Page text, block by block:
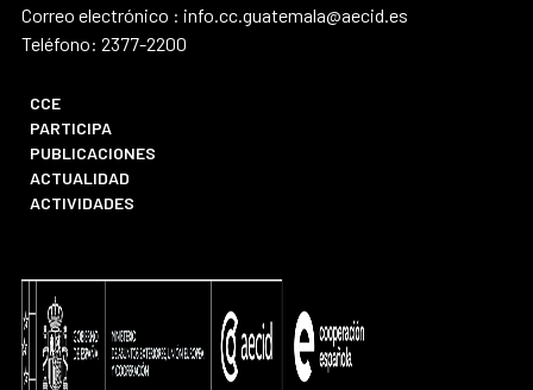
Correo electrónico : info.cc.guatemala@aecid.es
Teléfono: 2377-2200
CCE
PARTICIPA
PUBLICACIONES
ACTUALIDAD
ACTIVIDADES